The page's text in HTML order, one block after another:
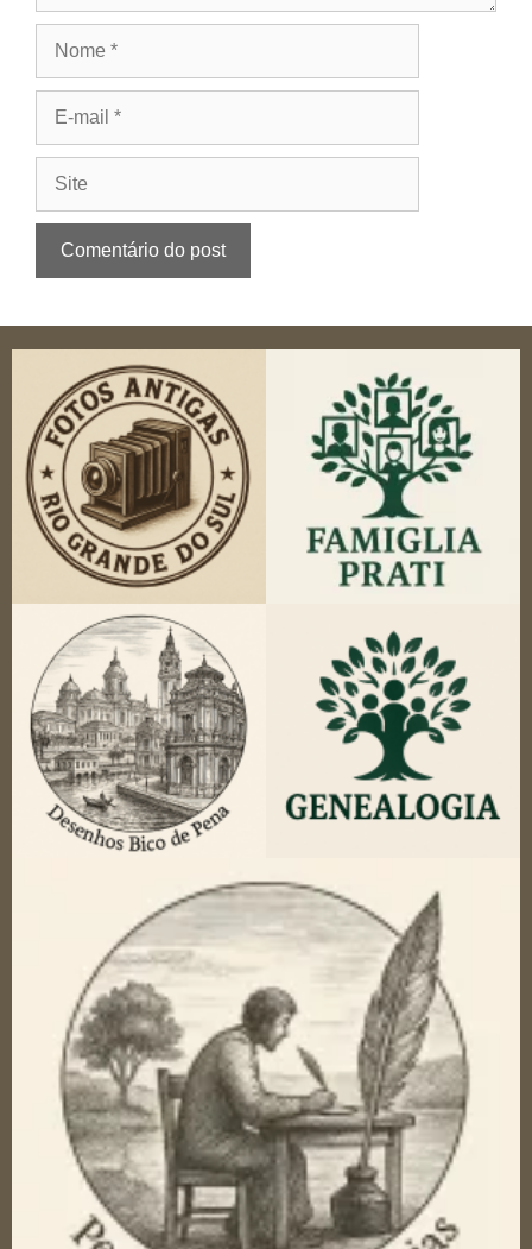
mail